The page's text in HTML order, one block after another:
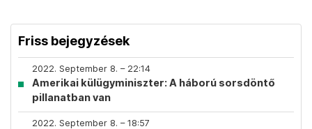
Friss bejegyzések
2022. September 8. – 22:14
Amerikai külügyminiszter: A háború sorsdöntő
pillanatban van
2022. September 8. – 18:57